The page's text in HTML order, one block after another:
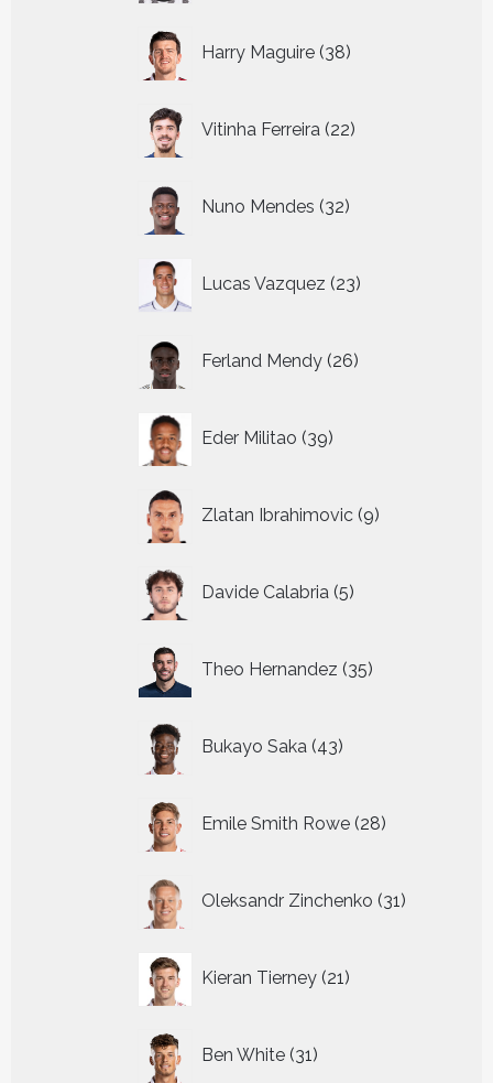
Harry Maguire 38
producten
Vitinha Ferreira 22
producten
Nuno Mendes 32
producten
Lucas Vazquez 23
producten
Ferland Mendy 26
producten
Eder Militao 39
producten
Zlatan Ibrahimovic 9
producten
Davide Calabria 5
producten
Theo Hernandez 35
producten
Bukayo Saka 43
producten
Emile Smith Rowe 28
producten
Oleksandr Zinchenko 31
producten
Kieran Tierney 21
producten
Ben White 31
producten